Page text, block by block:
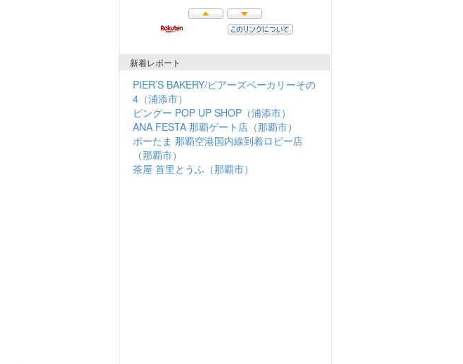
新着レポート
PIER’S BAKERY/ピアーズベーカリーその
4（浦添市）
ピングー POP UP SHOP（浦添市）
ANA FESTA 那覇ゲート店（那覇市）
ポーたま 那覇空港国内線到着ロビー店
（那覇市）
茶屋 首里とうふ（那覇市）